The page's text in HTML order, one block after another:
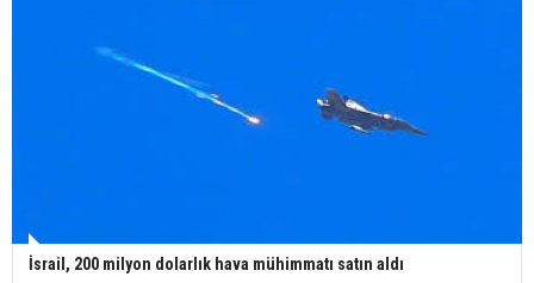
İsrail, 200 milyon dolarlık hava mühimmatı satın aldı